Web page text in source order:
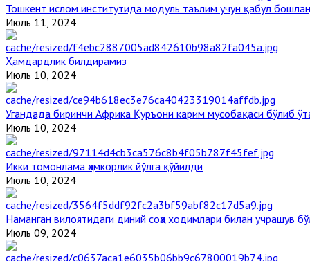
Тошкент ислом институтида модуль таълим учун қабул
Июль 11, 2024
Ҳамдардлик билдирамиз
Июль 10, 2024
Угандада биринчи Aфрика Қуръони карим мусобақаси бўлиб
Июль 10, 2024
Икки томонлама ҳамкорлик йўлга қўйилди
Июль 10, 2024
Наманган вилоятидаги диний соҳа ходимлари билан учрашув
Июль 09, 2024